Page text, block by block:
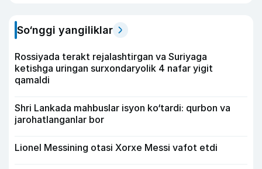
So‘nggi yangiliklar
Rossiyada terakt rejalashtirgan va Suriyaga
ketishga uringan surxondaryolik 4 nafar yigit
qamaldi
Shri Lankada mahbuslar isyon ko‘tardi: qurbon va
jarohatlanganlar bor
Lionel Messining otasi Xorxe Messi vafot etdi